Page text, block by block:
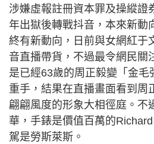
涉嫌虛報註冊資本罪及操縱證
年出獄後轉戰抖音，本來新動
終有新動向，日前與女網紅于
音直播帶貨，不過最令網民關
是已經63歲的周正毅變「金毛
重手，結果在直播畫面看到周
翩翩風度的形象大相徑庭。不
華，手錶是價值百萬的
駕是勞斯萊斯。